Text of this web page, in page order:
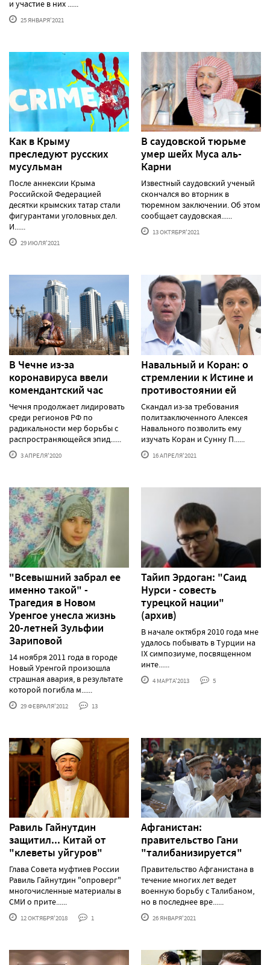
и участие в них ......
25 ЯНВАРЯ'2021
Как в Крыму
преследуют русских
мусульман
После аннексии Крыма
Российской Федерацией
десятки крымских татар стали
фигурантами уголовных дел.
И......
29 ИЮЛЯ'2021
В саудовской тюрьме
умер шейх Муса аль-
Карни
Известный саудовский ученый
скончался во вторник в
тюремном заключении. Об этом
сообщает саудовская......
13 ОКТЯБРЯ'2021
В Чечне из-за
коронавируса ввели
комендантский час
Чечня продолжает лидировать
среди регионов РФ по
радикальности мер борьбы с
распространяющейся эпид......
3 АПРЕЛЯ'2020
Навальный и Коран: о
стремлении к Истине и
противостоянии ей
Скандал из-за требования
политзаключенного Алексея
Навального позволить ему
изучать Коран и Сунну П......
16 АПРЕЛЯ'2021
"Всевышний забрал ее
именно такой" -
Трагедия в Новом
Уренгое унесла жизнь
20-летней Зульфии
Зариповой
14 ноября 2011 года в городе
Новый Уренгой произошла
страшная авария, в результате
которой погибла м......
29 ФЕВРАЛЯ'2012 13
Тайип Эрдоган: "Саид
Нурси - совесть
турецкой нации"
(архив)
В начале октября 2010 года мне
удалось побывать в Турции на
IX симпозиуме, посвященном
инте......
4 МАРТА'2013 5
Равиль Гайнутдин
защитил... Китай от
"клеветы уйгуров"
Глава Совета муфтиев России
Равиль Гайнутдин "опроверг"
многочисленные материалы в
СМИ о прите......
12 ОКТЯБРЯ'2018 1
Афганистан:
правительство Гани
"талибанизируется"
Правительство Афганистана в
течение многих лет ведет
военную борьбу с Талибаном,
но в последнее вре......
26 ЯНВАРЯ'2021